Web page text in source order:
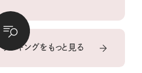
ランキングをもっと見る